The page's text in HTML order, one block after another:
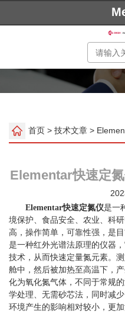
首页 > 技术文章 >
Elementar快速定
Elementar快速定氮仪是一
境保护、食品安全、农业、科
高，操作简单，可靠性强，是
是一种红外光谱法原理的仪器
技术，从而快速定量氮元素。
舱中，然后被加热至高温下，
化为氧化氮气体，不同于常规
学处理、无需砂芯法，同时减
环境产生的影响相对较小，更加